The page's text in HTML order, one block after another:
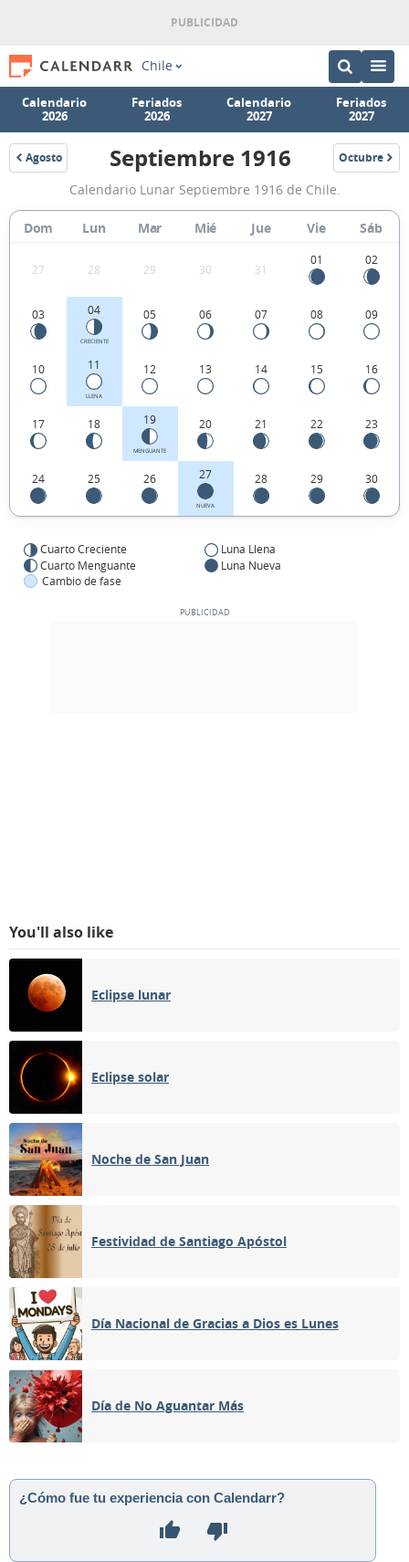
Chile
Calendario
2026
Feriados
2026
Calendario
2027
Feriados
2027
Agosto
1916
Calendario
Lunar
Septiembre
Chile.
Septiembre 1916 Octubre
1916
Calendario Lunar Septiembre 1916 de Chile.
Dom Lun Mar Mié Jue Vie Sáb
27 28 29 30 31
01 02
03 04
CRECIENTE
05 06 07 08 09
10 11
LLENA
12 13 14 15 16
17 18 19
MENGUANTE
20 21 22 23
24 25 26 27
NUEVA
28 29 30
Cuarto Creciente
Luna Llena
Cuarto Menguante
Luna Nueva
Cambio de fase
You'll also like
Eclipse lunar
Eclipse solar
Noche de San Juan
Festividad de Santiago Apóstol
Día Nacional de Gracias a Dios es Lunes
Día de No Aguantar Más
¿Cómo fue tu experiencia con Calendarr?